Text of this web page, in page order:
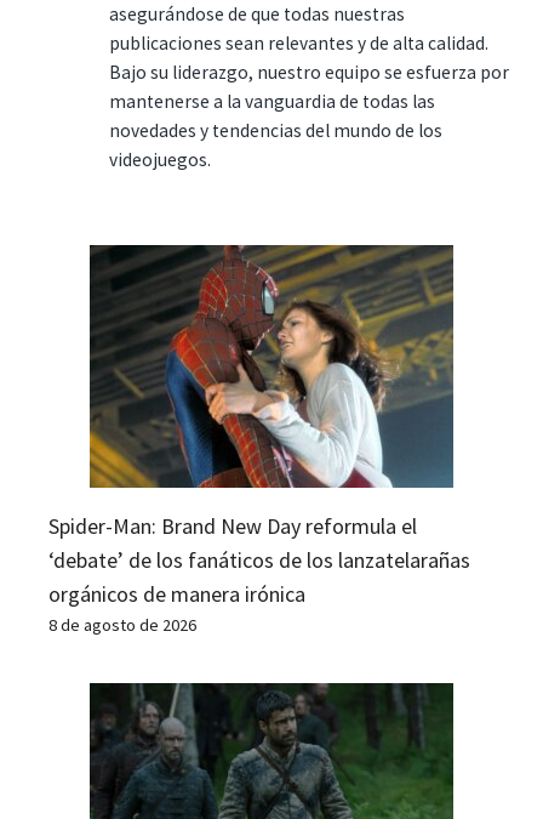
asegurándose de que todas nuestras
publicaciones sean relevantes y de alta calidad.
Bajo su liderazgo, nuestro equipo se esfuerza por
mantenerse a la vanguardia de todas las
novedades y tendencias del mundo de los
videojuegos.
Spider-Man: Brand New Day reformula el
‘debate’ de los fanáticos de los lanzatelarañas
orgánicos de manera irónica
8 de agosto de 2026